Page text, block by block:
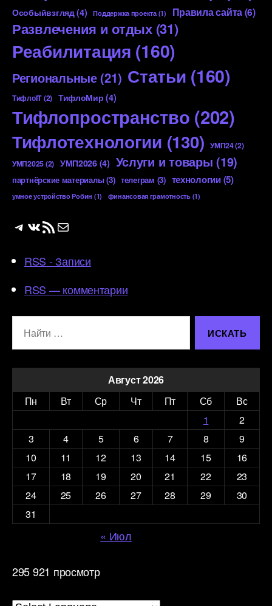
Особыйвзгляд(4) Поддержка проекта(1) Правила сайта(6)
Развлечения и отдых(31)
Реабилитация (160)
Региональные(21) Статьи (160)
ТифлоIT(2) ТифлоМир (4)
Тифлопространство (202)
Тифлотехнологии (130) УМП24(2)
УМП2025(2) УМП2026(4) Услуги и товары (19)
партнёрские материалы(3) телеграм (3) технологии(5)
умное устройство Робин (1) финансовая грамотность(1)
Telegram
ВКонтакте
RSS-лентаПочта
RSS - Записи
RSS — комментарии
Август 2026
Пн
Вт Ср Чт Пт Сб
Вс
1
2
3
4 5 6 7 8
9
10
11 12 13 14 15
16
17
18 19 20 21 22
23
24
25 26 27 28 29
30
31
« Июл
295 921 просмотр